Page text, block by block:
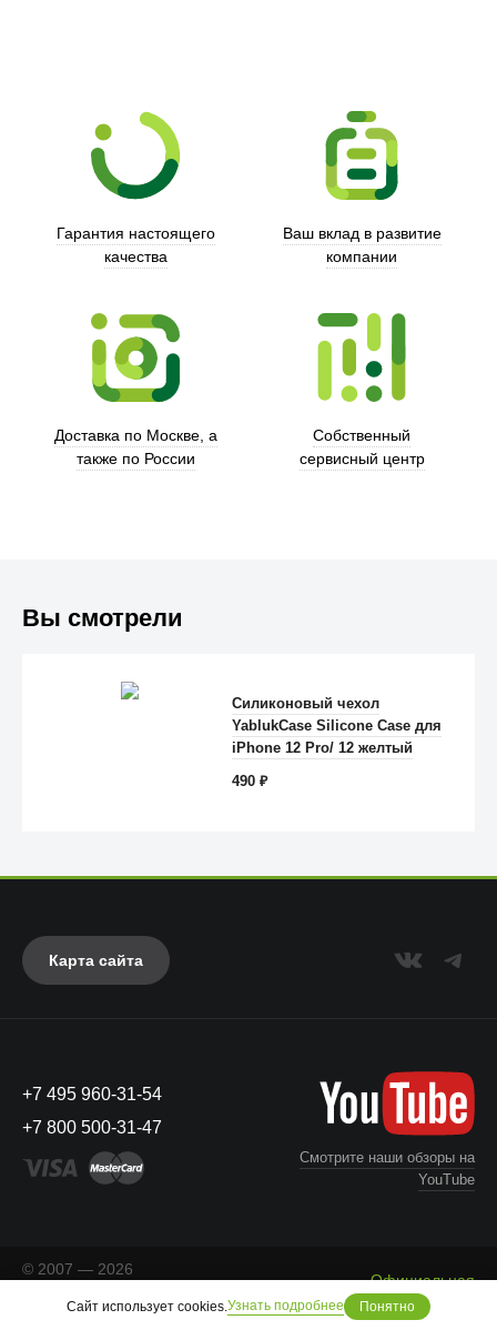
Anker
Гарантия настоящего
качества
Ваш вклад в развитие
компании
Доставка по Москве, а
также по России
Собственный
сервисный центр
Вы смотрели
Силиконовый чехол
YablukCase Silicone Case для
iPhone 12 Pro/ 12 желтый
490₽
Карта сайта
+7 495 960-31-54
+7 800 500-31-47
Смотрите наши обзоры на
YouTube
© 2007 — 2026
защищены.
Официальная
информация
Сайт использует cookies. Узнать подробнее Понятно